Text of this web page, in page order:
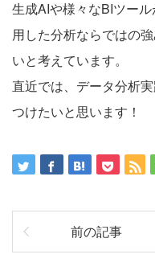
生成AIや様々なBIツー
用した分析ならではの
いと考えています。
直近では、データ分析
つけたいと思います！
前の記事